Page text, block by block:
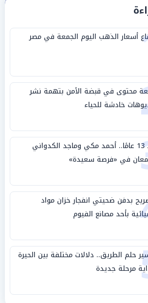
أسعار الذهب اليوم الجمعة في مصر
محتوى في قبضة الأمن بتهمة نشر
خادشة للحياء
بعد 13 عامًا.. أحمد مكي وماجد الكدواني
في «فرصة سعيدة»
بدفن ضحيتي انفجار خزان مواد
بأحد مصانع الفيوم
حلم الطريق.. دلالات مختلفة بين الحيرة
مرحلة جديدة